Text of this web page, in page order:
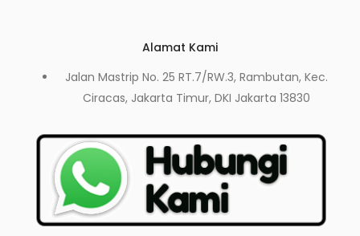
Alamat Kami
Jalan Mastrip No. 25 RT.7/RW.3, Rambutan, Kec.
Ciracas, Jakarta Timur, DKI Jakarta 13830